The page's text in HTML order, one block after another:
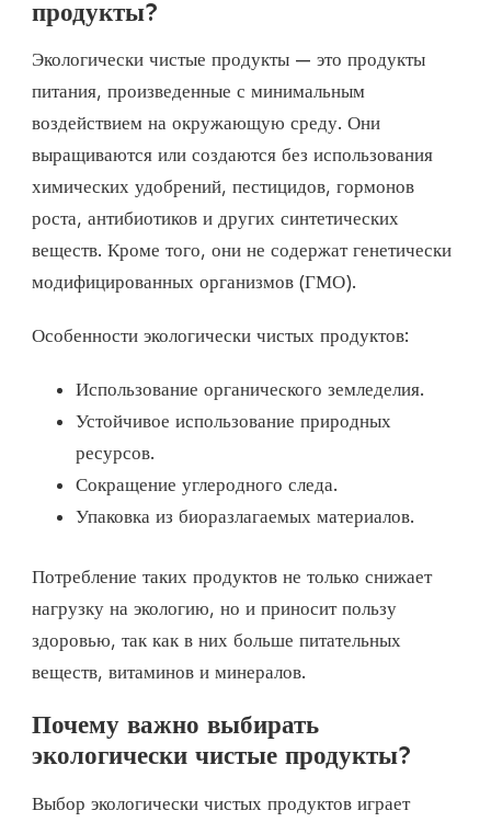
продукты?
Экологически чистые продукты — это продукты
питания, произведенные с минимальным
воздействием на окружающую среду. Они
выращиваются или создаются без использования
химических удобрений, пестицидов, гормонов
роста, антибиотиков и других синтетических
веществ. Кроме того, они не содержат генетически
модифицированных организмов (ГМО).
Особенности экологически чистых продуктов:
Использование органического земледелия.
Устойчивое использование природных
ресурсов.
Сокращение углеродного следа.
Упаковка из биоразлагаемых материалов.
Потребление таких продуктов не только снижает
нагрузку на экологию, но и приносит пользу
здоровью, так как в них больше питательных
веществ, витаминов и минералов.
Почему важно выбирать
экологически чистые продукты?
Выбор экологически чистых продуктов играет